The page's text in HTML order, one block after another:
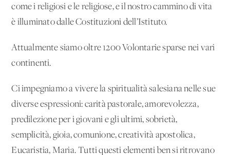
come i religiosi e le religiose, e il nostro cammino di vita
è illuminato dalle Costituzioni dell’Istituto.
Attualmente siamo oltre 1200 Volontarie sparse nei vari
continenti.
Ci impegniamo a vivere la spiritualità salesiana nelle sue
diverse espressioni: carità pastorale, amorevolezza,
predilezione per i giovani e gli ultimi, sobrietà,
semplicità, gioia, comunione, creatività apostolica,
Eucaristia, Maria. Tutti questi elementi ben si ritrovano